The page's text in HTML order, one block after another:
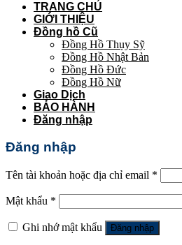
TRANG CHỦ
GIỚI THIỆU
Đồng hồ Cũ
Đồng Hồ Thụy Sỹ
Đồng Hồ Nhật Bản
Đồng Hồ Đức
Đồng Hồ Nữ
Giao Dịch
BẢO HÀNH
Đăng nhập
Đăng nhập
Tên tài khoản hoặc địa chỉ email *
Mật khẩu *
Ghi nhớ mật khẩu Đăng nhập